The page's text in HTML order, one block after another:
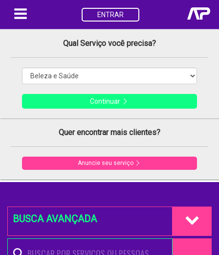
ENTRAR
Qual Serviço você precisa?
Continuar
Quer encontrar mais clientes?
Anuncie seu serviço
BUSCA AVANÇADA